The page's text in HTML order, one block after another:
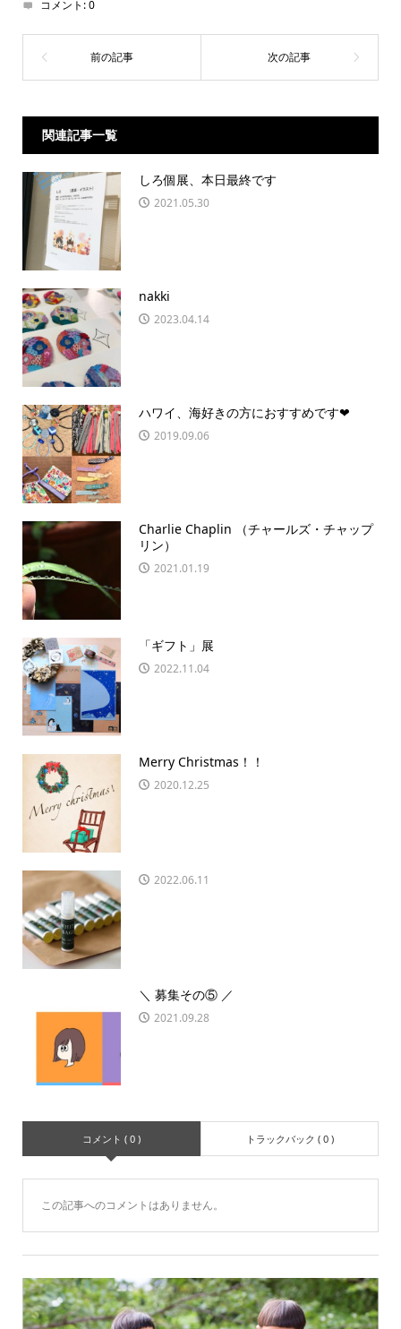
コメント:0
関連記事一覧
しろ個展、本日最終です
2021.05.30
nakki
2023.04.14
ハワイ、海好きの方におすすめです❤
2019.09.06
Charlie Chaplin （チャールズ・チャップ
リン）
2021.01.19
「ギフト」展
2022.11.04
Merry Christmas！！
2020.12.25
2022.06.11
＼ 募集その⑤ ／
2021.09.28
コメント ( 0 ) トラックバック ( 0 )
この記事へのコメントはありません。